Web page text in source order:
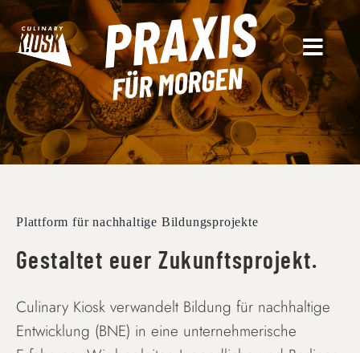
Skip
to
content
PRAXIS
FÜR MORGEN
Plattform für nachhaltige Bildungsprojekte
Gestaltet euer Zukunftsprojekt.
Culinary Kiosk verwandelt Bildung für nachhaltige
Entwicklung (BNE) in eine unternehmerische